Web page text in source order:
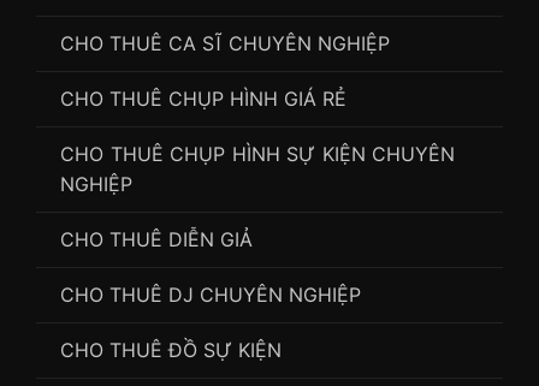
CHO THUÊ CA SĨ CHUYÊN NGHIỆP
CHO THUÊ CHỤP HÌNH GIÁ RẺ
CHO THUÊ CHỤP HÌNH SỰ KIỆN CHUYÊN
NGHIỆP
CHO THUÊ DIỄN GIẢ
CHO THUÊ DJ CHUYÊN NGHIỆP
CHO THUÊ ĐỒ SỰ KIỆN